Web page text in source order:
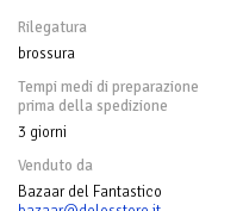
Rilegatura
brossura
Tempi medi di preparazione
prima della spedizione
3 giorni
Venduto da
Bazaar del Fantastico